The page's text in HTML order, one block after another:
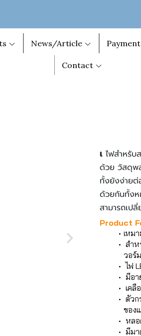
News/Article
Contact
เ ไฟสำหรั
ด้วย วัสดุพ
ทั้งยังง่ายต่
ด้วยกันทั้ง
สามารถเป
Product
เหม
สำห
วอร์
ไฟ
มีอา
เคลื
ตัวก
ของ
หลอ
มีมา